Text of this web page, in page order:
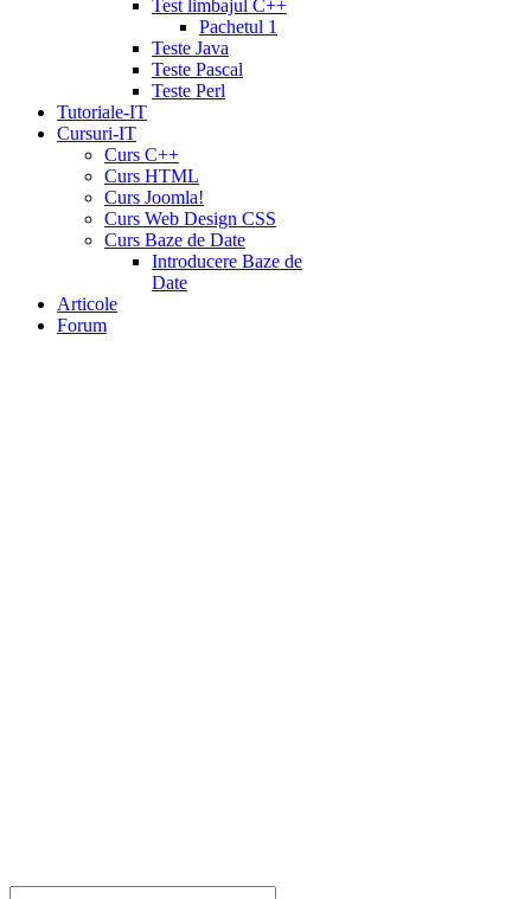
Test limbajul C++
Pachetul 1
Teste Java
Teste Pascal
Teste Perl
Tutoriale-IT
Cursuri-IT
Curs C++
Curs HTML
Curs Joomla!
Curs Web Design CSS
Curs Baze de Date
Introducere Baze de
Date
Articole
Forum